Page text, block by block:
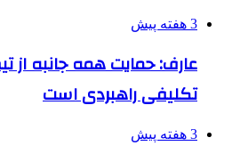
3 هفته پیش
عارف: حمایت همه جانبه از
تکلیفی راهبردی است
3 هفته پیش